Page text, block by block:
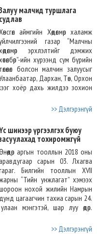
малчид туршлага
судлав
аймгийн Хөдөлмөр халамж
газар “Малчны
эрхлэлтийг дэмжих
ийн хүрээнд сум бүрийн
төлөөлөл болсон малчин залуусыг
Дархан, Төв, Орхон
хоёр дахь жилдээ зохион
>> Дэлгэрэнгүй
шинээр үргээлгэх буюу
тохиромжгүй
аргын тооллын 2018 оны
сарын 03. Лхагва
Билгийн тооллын XVII
“Тийн унжлагат” хэмээх
нохой жилийн Намрын
дунд цагаагчин тахиа сарын 24.
мэнгэтэй, шар луу өдөр.
>> Дэлгэрэнгүй